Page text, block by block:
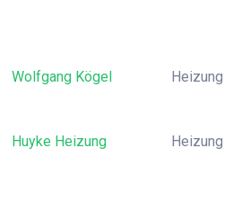
Wolfgang Kögel Heizung
Huyke Heizung Heizung